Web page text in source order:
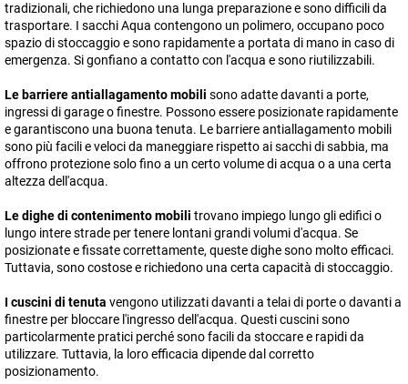
tradizionali, che richiedono una lunga preparazione e sono difficili da
trasportare. I sacchi Aqua contengono un polimero, occupano poco
spazio di stoccaggio e sono rapidamente a portata di mano in caso di
emergenza. Si gonfiano a contatto con l'acqua e sono riutilizzabili.
Le barriere antiallagamento mobili sono adatte davanti a porte,
ingressi di garage o finestre. Possono essere posizionate rapidamente
e garantiscono una buona tenuta. Le barriere antiallagamento mobili
sono più facili e veloci da maneggiare rispetto ai sacchi di sabbia, ma
offrono protezione solo fino a un certo volume di acqua o a una certa
altezza dell'acqua.
Le dighe di contenimento mobili trovano impiego lungo gli edifici o
lungo intere strade per tenere lontani grandi volumi d'acqua. Se
posizionate e fissate correttamente, queste dighe sono molto efficaci.
Tuttavia, sono costose e richiedono una certa capacità di stoccaggio.
I cuscini di tenuta vengono utilizzati davanti a telai di porte o davanti a
finestre per bloccare l'ingresso dell'acqua. Questi cuscini sono
particolarmente pratici perché sono facili da stoccare e rapidi da
utilizzare. Tuttavia, la loro efficacia dipende dal corretto
posizionamento.